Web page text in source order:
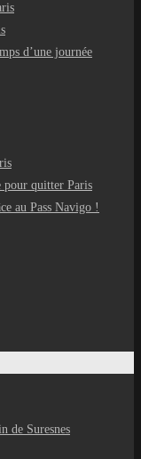
d’une journée
pour quitter Paris
au Pass Navigo !
de Suresnes